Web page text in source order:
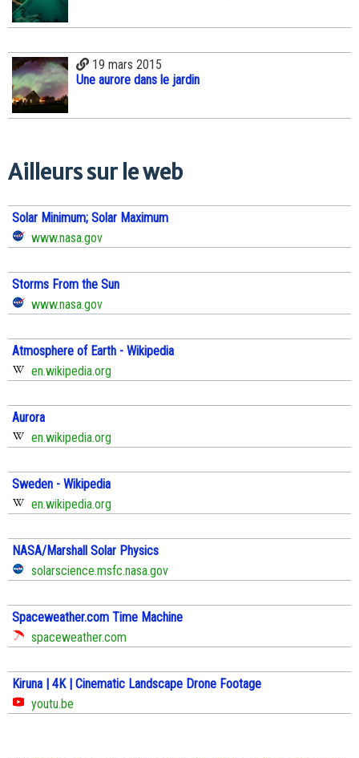
19 mars 2015
Une aurore dans le jardin
Ailleurs sur le web
Solar Minimum; Solar Maximum
www.nasa.gov
Storms From the Sun
www.nasa.gov
Atmosphere of Earth - Wikipedia
en.wikipedia.org
Aurora
en.wikipedia.org
Sweden - Wikipedia
en.wikipedia.org
NASA/Marshall Solar Physics
solarscience.msfc.nasa.gov
Spaceweather.com Time Machine
spaceweather.com
Kiruna | 4K | Cinematic Landscape Drone Footage
youtu.be